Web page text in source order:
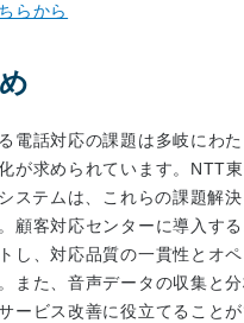
らから
電話対応の課題は多岐にわ
が求められています。NTT
ステムは、これらの課題解
顧客対応センターに導入す
し、対応品質の一貫性とオ
また、音声データの収集と
ービス改善に役立てること